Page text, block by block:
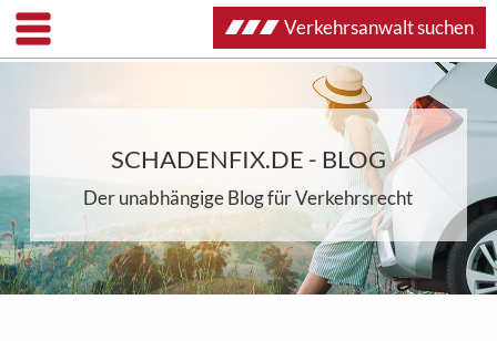
SCHADENFIX.DE - BLOG
Der unabhängige Blog für Verkehrsrecht
Verkehrsanwalt suchen